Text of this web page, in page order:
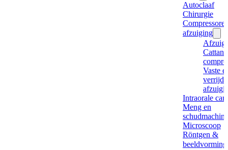
Autoclaaf
Chirurgie
afzuiging
Cattani
Vaste
Intraorale
Meng en
Microscoop
Röntgen &
beeldvorming